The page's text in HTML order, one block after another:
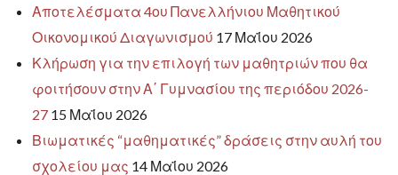
Αποτελέσματα 4ου Πανελλήνιου Μαθητικού
Οικονομικού Διαγωνισμού 17 Μαΐου 2026
Κλήρωση για την επιλογή των μαθητριών που θα
φοιτήσουν στην Α΄ Γυμνασίου της περιόδου 2026-
27 15 Μαΐου 2026
Βιωματικές “μαθηματικές” δράσεις στην αυλή του
σχολείου μας 14 Μαΐου 2026